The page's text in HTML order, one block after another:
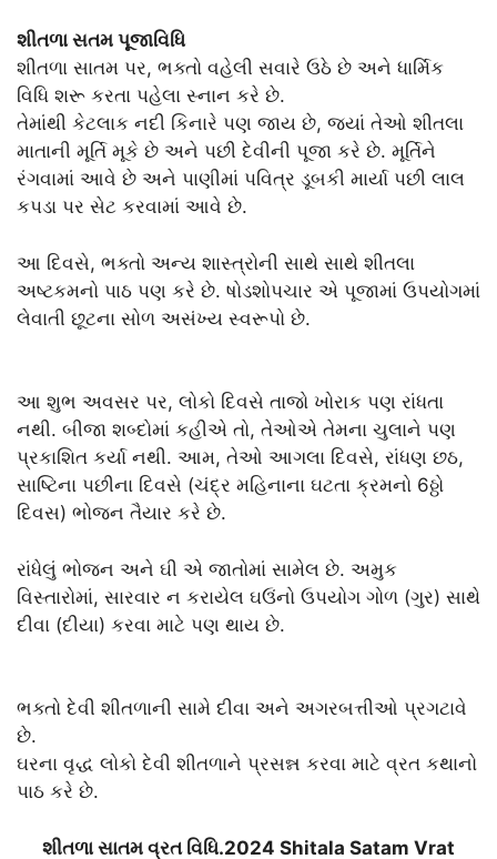
શીતળા સતમ પૂજાવિધિ
શીતળા સાતમ પર, ભક્તો વહેલી સવારે ઉઠે છે અને ધાર્મિક
વિધિ શરૂ કરતા પહેલા સ્નાન કરે છે.
તેમાંથી કેટલાક નદી કિનારે પણ જાય છે, જ્યાં તેઓ શીતલા
માતાની મૂર્તિ મૂકે છે અને પછી દેવીની પૂજા કરે છે. મૂર્તિને
રંગવામાં આવે છે અને પાણીમાં પવિત્ર ડૂબકી માર્યા પછી લાલ
કપડા પર સેટ કરવામાં આવે છે.
આ દિવસે, ભક્તો અન્ય શાસ્ત્રોની સાથે સાથે શીતલા
અષ્ટકમનો પાઠ પણ કરે છે. ષોડશોપચાર એ પૂજામાં ઉપયોગમાં
લેવાતી છૂટના સોળ અસંખ્ય સ્વરૂપો છે.
આ શુભ અવસર પર, લોકો દિવસે તાજો ખોરાક પણ રાંધતા
નથી. બીજા શબ્દોમાં કહીએ તો, તેઓએ તેમના ચુલાને પણ
પ્રકાશિત કર્યા નથી. આમ, તેઓ આગલા દિવસે, રાંધણ છઠ,
સાષ્ટિના પછીના દિવસે (ચંદ્ર મહિનાના ઘટતા ક્રમનો 6ઠ્ઠો
દિવસ) ભોજન તૈયાર કરે છે.
રાંધેલું ભોજન અને ઘી એ જાતોમાં સામેલ છે. અમુક
વિસ્તારોમાં, સારવાર ન કરાયેલ ઘઉંનો ઉપયોગ ગોળ (ગુર) સાથે
દીવા (દીયા) કરવા માટે પણ થાય છે.
ભક્તો દેવી શીતળાની સામે દીવા અને અગરબત્તીઓ પ્રગટાવે
છે.
ઘરના વૃદ્ધ લોકો દેવી શીતળાને પ્રસન્ન કરવા માટે વ્રત કથાનો
પાઠ કરે છે.
શીતળા સાતમ વ્રત વિધિ.2024 Shitala Satam Vrat